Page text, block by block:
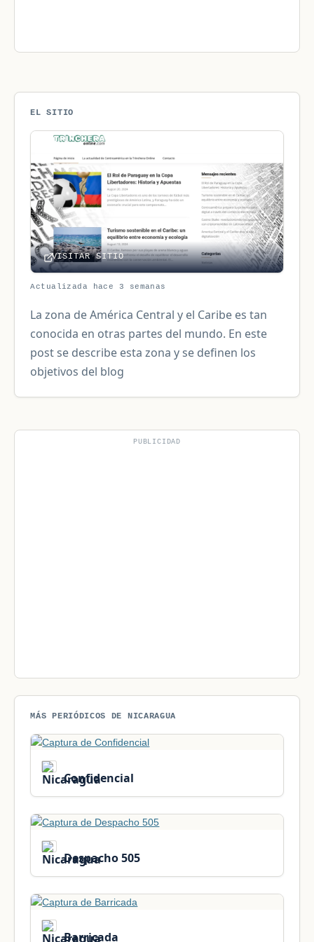
EL SITIO
VISITAR SITIO
Actualizada hace 3 semanas
La zona de América Central y el Caribe es tan
conocida en otras partes del mundo. En este
post se describe esta zona y se definen los
objetivos del blog
PUBLICIDAD
MÁS PERIÓDICOS DE NICARAGUA
Confidencial
Despacho 505
Barricada